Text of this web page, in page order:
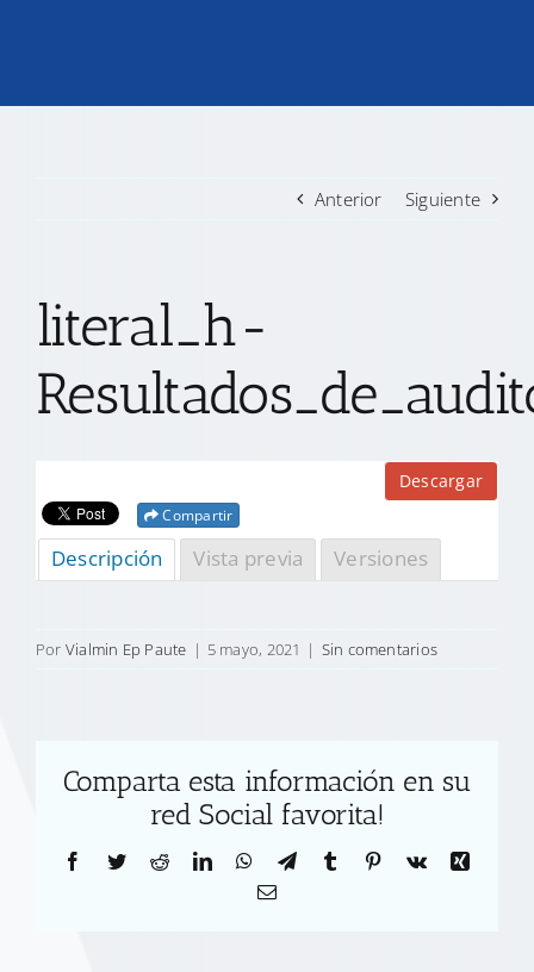
TRANSPARENCIA
CONTACTO
Anterior Siguiente
literal_h-
Descargar
Compartir
Descripción Vista previa Versiones
Por Vialmin Ep Paute | 5 mayo, 2021 | Sin comentarios
Comparta esta información en su
red Social favorita!
Facebook
TwitterRedditLinkedInWhatsApp
TelegramTumblr Pinterest
Vk
Xing
Correo